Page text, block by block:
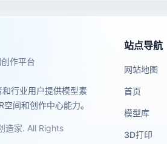
作平台
行业用户提供模型素
间和创作中心能力。
家. All Rights
站点导航
网站地图
首页
模型库
3D打印